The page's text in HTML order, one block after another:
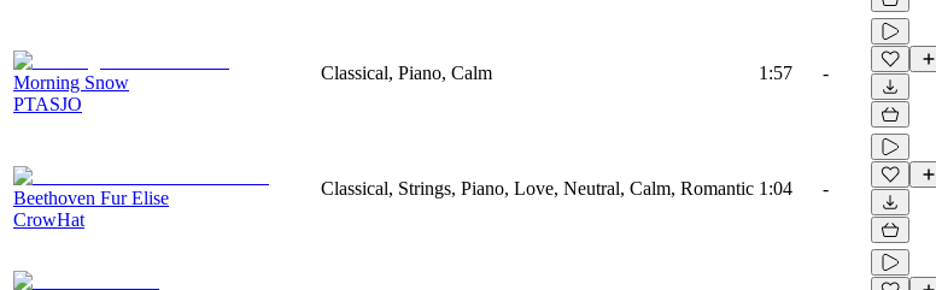
Morning Snow
PTASJO
Classical, Piano, Calm 1:57 -
Beethoven Fur Elise
CrowHat
Classical, Strings, Piano, Love, Neutral, Calm, Romantic 1:04 -